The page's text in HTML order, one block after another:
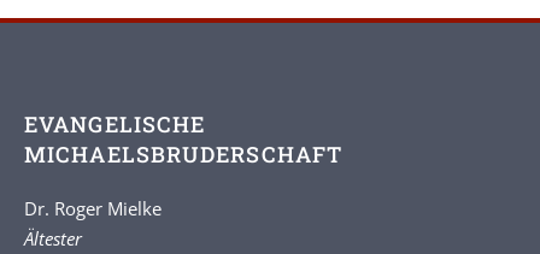
EVANGELISCHE
MICHAELSBRUDERSCHAFT
Dr. Roger Mielke
Ältester